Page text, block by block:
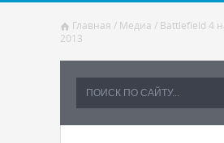
Главная / Медиа / Battlefield 4
2013